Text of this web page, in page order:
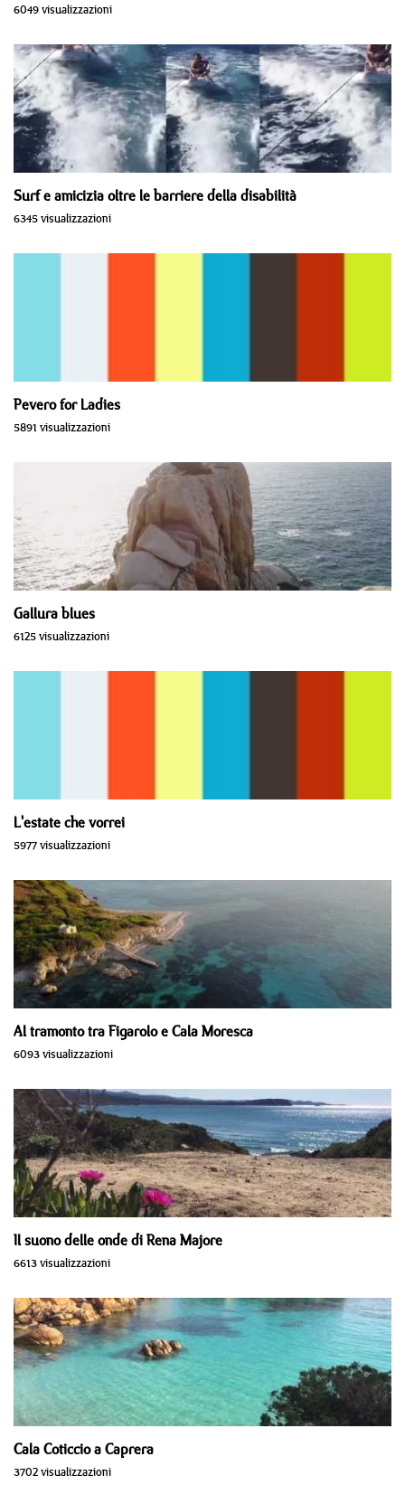
6049 visualizzazioni
Surf e amicizia oltre le barriere della disabilità
6345 visualizzazioni
Pevero for Ladies
5891 visualizzazioni
Gallura blues
6125 visualizzazioni
L'estate che vorrei
5977 visualizzazioni
Al tramonto tra Figarolo e Cala Moresca
6093 visualizzazioni
Il suono delle onde di Rena Majore
6613 visualizzazioni
Cala Coticcio a Caprera
3702 visualizzazioni